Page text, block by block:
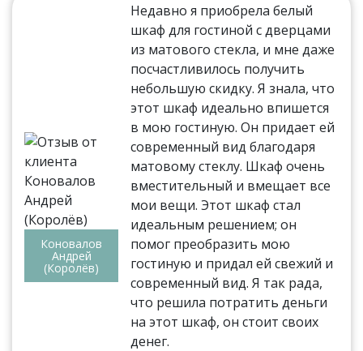
Коновалов
Андрей
(Королёв)
Недавно я приобрела белый
шкаф для гостиной с дверцами
из матового стекла, и мне даже
посчастливилось получить
небольшую скидку. Я знала, что
этот шкаф идеально впишется
в мою гостиную. Он придает ей
современный вид благодаря
матовому стеклу. Шкаф очень
вместительный и вмещает все
мои вещи. Этот шкаф стал
идеальным решением; он
помог преобразить мою
гостиную и придал ей свежий и
современный вид. Я так рада,
что решила потратить деньги
на этот шкаф, он стоит своих
денег.